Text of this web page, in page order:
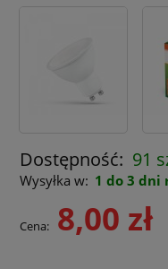
Dostępność: 91
Wysyłka w: 1 do 3 dni
Cena: 8,00 zł